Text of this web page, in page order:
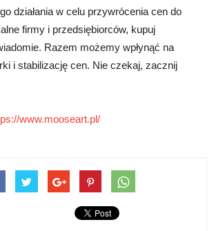
działania w celu przywrócenia cen do
firmy i przedsiębiorców, kupuj
Razem możemy wpłynąć na
i stabilizację cen. Nie czekaj, zacznij
www.mooseart.pl/